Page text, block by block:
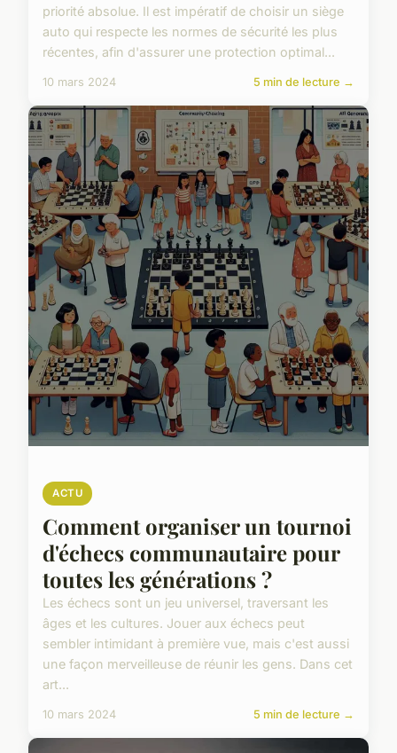
priorité absolue. Il est impératif de choisir un siège
auto qui respecte les normes de sécurité les plus
récentes, afin d'assurer une protection optimal...
10 mars 2024 5 min de lecture →
ACTU
Comment organiser un tournoi
d'échecs communautaire pour
toutes les générations ?
Les échecs sont un jeu universel, traversant les
âges et les cultures. Jouer aux échecs peut
sembler intimidant à première vue, mais c'est aussi
une façon merveilleuse de réunir les gens. Dans cet
art...
10 mars 2024 5 min de lecture →